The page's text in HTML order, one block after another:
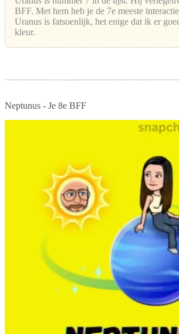
BFF. Met hem heb je de 7e meeste
Uranus is fatsoenlijk, het enige dat ik er
kleur.
Neptunus - Je 8e BFF